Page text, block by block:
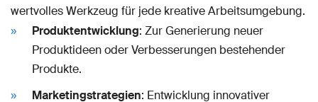
wertvolles Werkzeug für jede kreative Arbeitsumgebung.
Produktentwicklung: Zur Generierung neuer
Produktideen oder Verbesserungen bestehender
Produkte.
Marketingstrategien: Entwicklung innovativer